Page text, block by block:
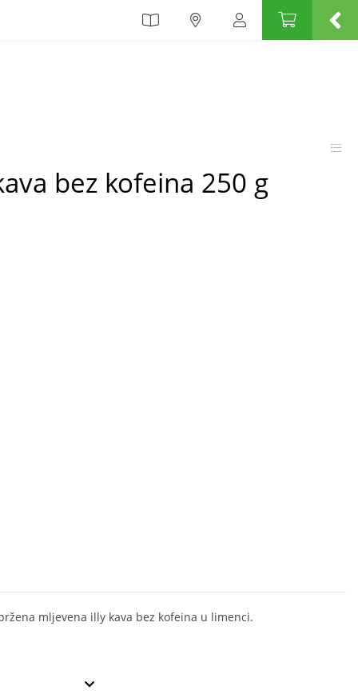
bez kofeina 250 g
mljevena illy kava bez kofeina u limenci.